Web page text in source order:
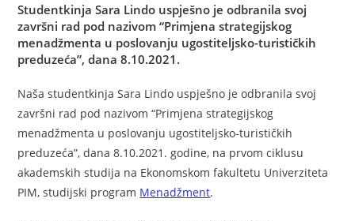
Studentkinja Sara Lindo uspješno je odbranila svoj
završni rad pod nazivom “Primjena strategijskog
menadžmenta u poslovanju ugostiteljsko-turističkih
preduzeća”, dana 8.10.2021.
Naša studentkinja Sara Lindo uspješno je odbranila svoj
završni rad pod nazivom “Primjena strategijskog
menadžmenta u poslovanju ugostiteljsko-turističkih
preduzeća”, dana 8.10.2021. godine, na prvom ciklusu
akademskih studija na Ekonomskom fakultetu Univerziteta
PIM, studijski program Menadžment.